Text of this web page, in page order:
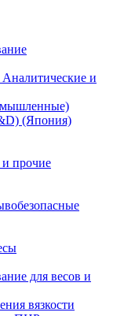
и
(Япония)
прочие
для весов и
вязкости